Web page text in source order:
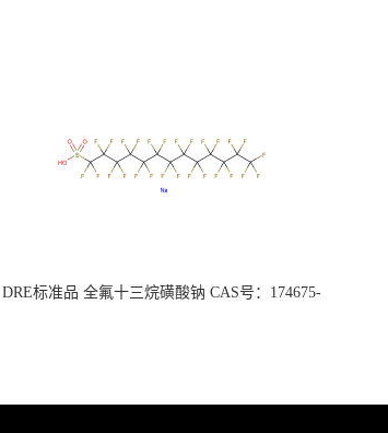
DRE标准品 全氟十三烷磺酸钠 CAS号：174675-